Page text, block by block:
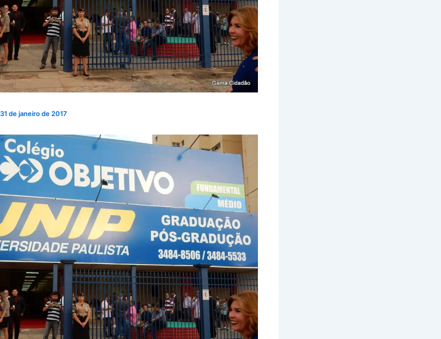
31 de janeiro de 2017